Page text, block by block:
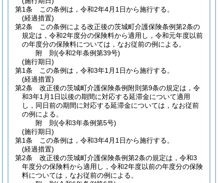
第1条
この条例は，令和2年4月1日から施行する。
(経過措置)
第2条
この条例による改正後の茨城町介護保険条例第2条の
規定は，令和2年度分の保険料から適用し，令和元年度以前
の年度分の保険料については，なお従前の例による。
附 則(令和2年条例第39号)
(施行期日)
第1条
この条例は，令和3年1月1日から施行する。
(経過措置)
第2条
改正後の茨城町介護保険条例附則第9条の規定は，令
和3年1月1日以後の期間に対応する延滞金について適用
し，同日前の期間に対応する延滞金については，なお従前
の例による。
附 則(令和3年条例第5号)
(施行期日)
第1条
この条例は，令和3年4月1日から施行する。
(経過措置)
第2条
改正後の茨城町介護保険条例第2条の規定は，令和3
年度分の保険料から適用し，令和2年度以前の年度分の保険
料については，なお従前の例による。